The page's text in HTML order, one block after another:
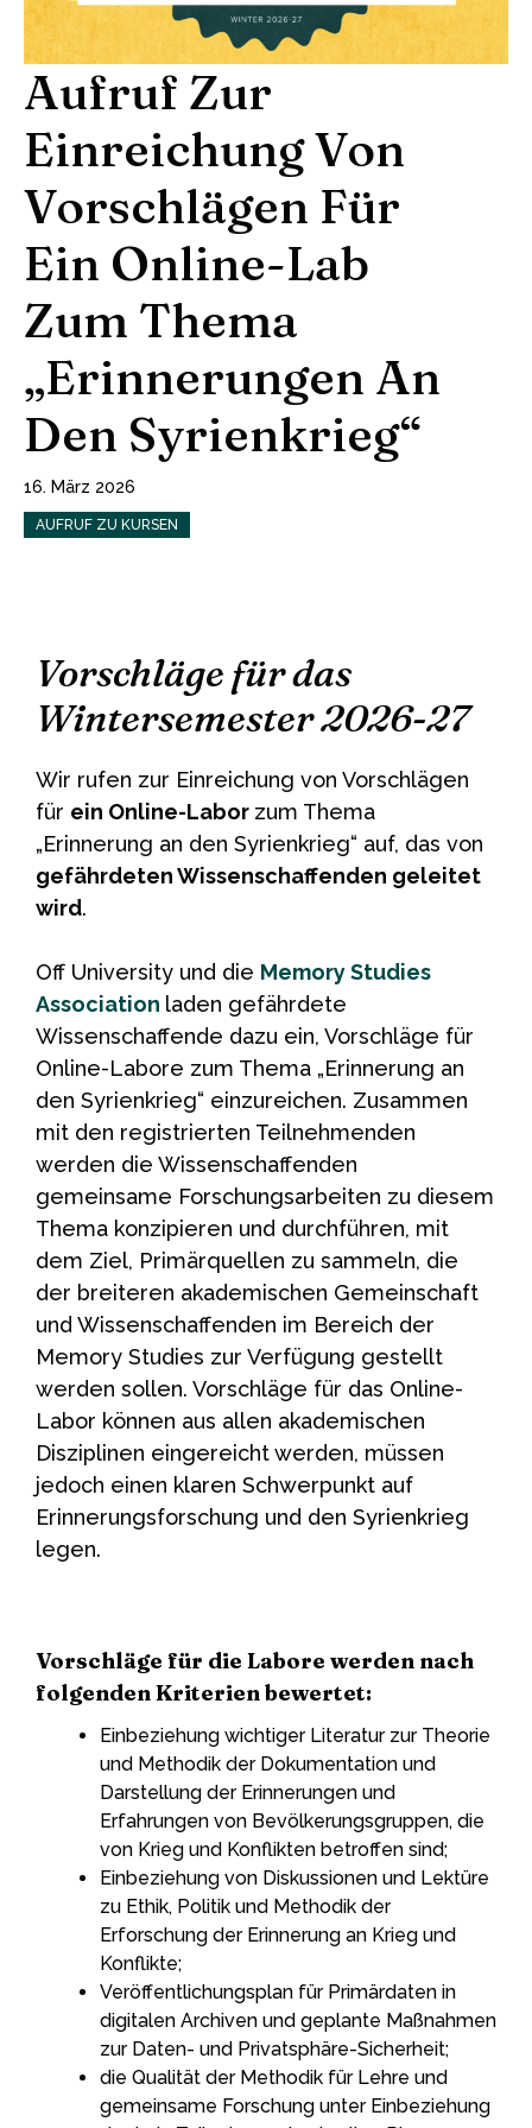
Aufruf Zur
Einreichung Von
Vorschlägen Für
Ein Online-Lab
Zum Thema
„Erinnerungen An
Den Syrienkrieg“
16. März 2026
AUFRUF ZU KURSEN
Vorschläge für das
Wintersemester 2026-27
Wir rufen zur Einreichung von Vorschlägen
für ein Online-Labor zum Thema
„Erinnerung an den Syrienkrieg“ auf, das von
gefährdeten Wissenschaffenden geleitet
wird.
Off University und die Memory Studies
Association laden gefährdete
Wissenschaffende dazu ein, Vorschläge für
Online-Labore zum Thema „Erinnerung an
den Syrienkrieg“ einzureichen. Zusammen
mit den registrierten Teilnehmenden
werden die Wissenschaffenden
gemeinsame Forschungsarbeiten zu diesem
Thema konzipieren und durchführen, mit
dem Ziel, Primärquellen zu sammeln, die
der breiteren akademischen Gemeinschaft
und Wissenschaffenden im Bereich der
Memory Studies zur Verfügung gestellt
werden sollen. Vorschläge für das Online-
Labor können aus allen akademischen
Disziplinen eingereicht werden, müssen
jedoch einen klaren Schwerpunkt auf
Erinnerungsforschung und den Syrienkrieg
legen.
Vorschläge für die Labore werden nach
folgenden Kriterien bewertet:
Einbeziehung wichtiger Literatur zur Theorie
und Methodik der Dokumentation und
Darstellung der Erinnerungen und
Erfahrungen von Bevölkerungsgruppen, die
von Krieg und Konflikten betroffen sind;
Einbeziehung von Diskussionen und Lektüre
zu Ethik, Politik und Methodik der
Erforschung der Erinnerung an Krieg und
Konflikte;
Veröffentlichungsplan für Primärdaten in
digitalen Archiven und geplante Maßnahmen
zur Daten- und Privatsphäre-Sicherheit;
die Qualität der Methodik für Lehre und
gemeinsame Forschung unter Einbeziehung